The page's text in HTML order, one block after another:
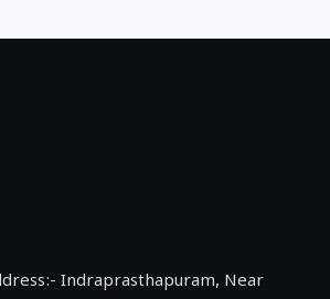
पूर्वांचल का लक, डेवलपमेंट का
Indraprasthapuram, Near